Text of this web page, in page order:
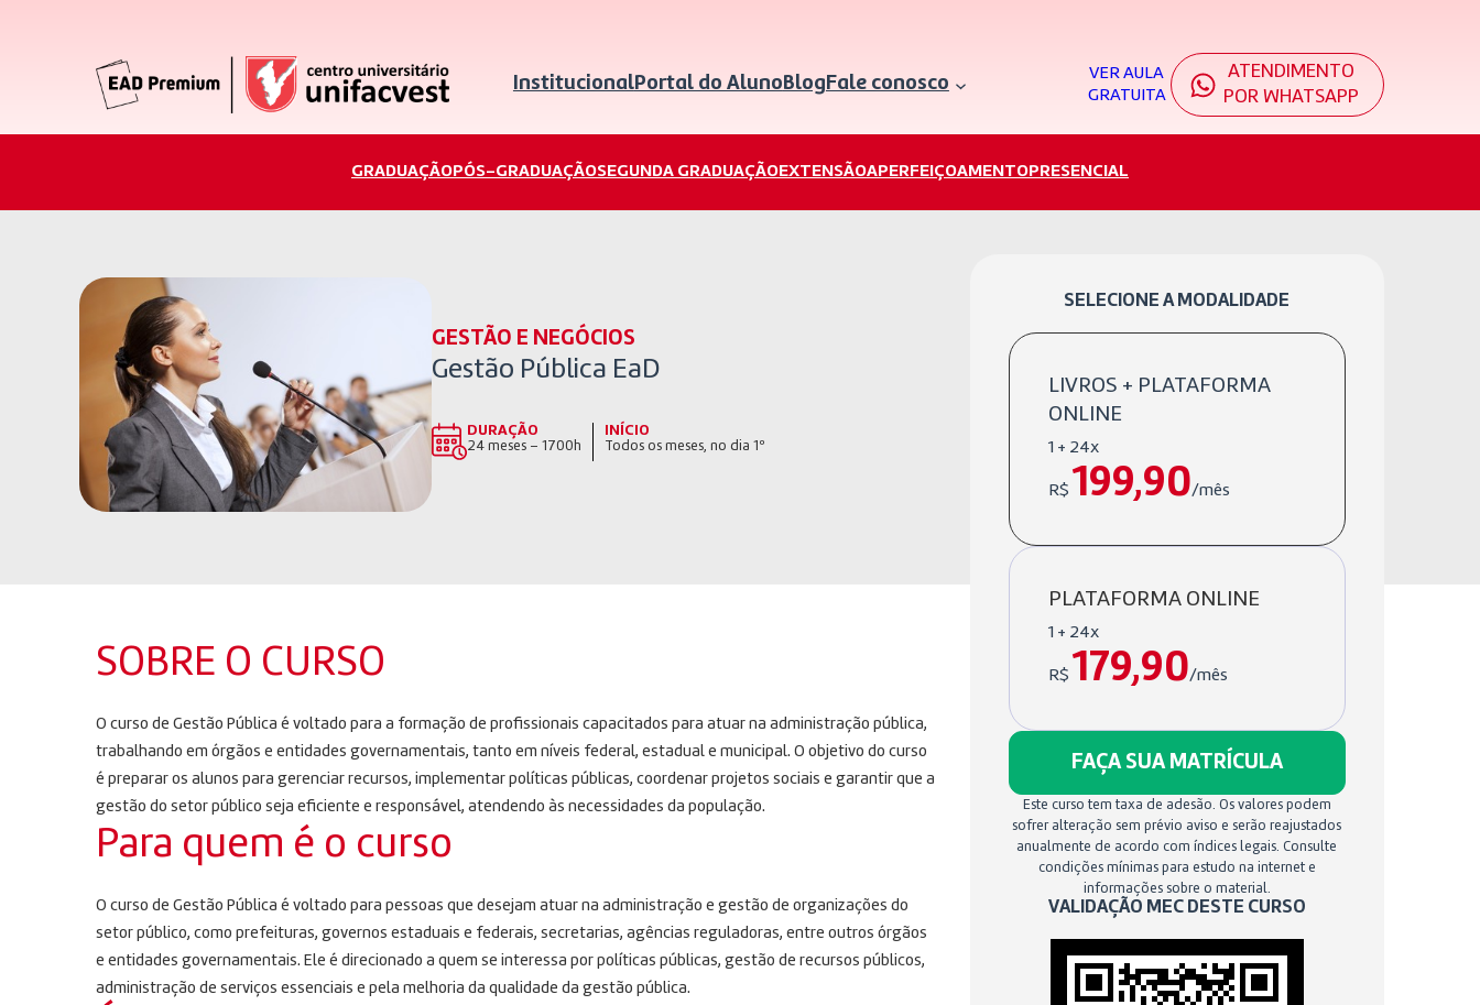
InstitucionalPortal do AlunoBlogFale conosco
VER AULA
GRATUITA
ATENDIMENTO
POR WHATSAPP
GRADUAÇÃOPÓS-GRADUAÇÃOSEGUNDA GRADUAÇÃOEXTENSÃOAPERFEIÇOAMENTOPRESENCIAL
GESTÃO E NEGÓCIOS
Gestão Pública EaD
DURAÇÃO
24 meses – 1700h
INÍCIO
Todos os meses, no dia 1º
SOBRE O CURSO
O curso de Gestão Pública é voltado para a formação de profissionais capacitados para atuar na administração pública,
trabalhando em órgãos e entidades governamentais, tanto em níveis federal, estadual e municipal. O objetivo do curso
é preparar os alunos para gerenciar recursos, implementar políticas públicas, coordenar projetos sociais e garantir que a
gestão do setor público seja eficiente e responsável, atendendo às necessidades da população.
Para quem é o curso
O curso de Gestão Pública é voltado para pessoas que desejam atuar na administração e gestão de organizações do
setor público, como prefeituras, governos estaduais e federais, secretarias, agências reguladoras, entre outros órgãos
e entidades governamentais. Ele é direcionado a quem se interessa por políticas públicas, gestão de recursos públicos,
administração de serviços essenciais e pela melhoria da qualidade da gestão pública.
SELECIONE A MODALIDADE
LIVROS + PLATAFORMA
ONLINE
1 + 24x
R$ 199,90/mês
PLATAFORMA ONLINE
1 + 24x
R$ 179,90/mês
FAÇA SUA MATRÍCULA
Este curso tem taxa de adesão. Os valores podem
sofrer alteração sem prévio aviso e serão reajustados
anualmente de acordo com índices legais. Consulte
condições mínimas para estudo na internet e
informações sobre o material.
VALIDAÇÃO MEC DESTE CURSO